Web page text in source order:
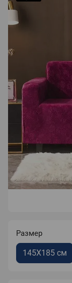
Размер
145Х185 см